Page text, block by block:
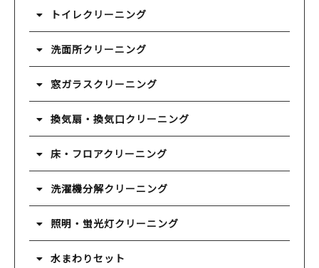
トイレクリーニング
洗面所クリーニング
窓ガラスクリーニング
換気扇・換気口クリーニング
床・フロアクリーニング
洗濯機分解クリーニング
照明・蛍光灯クリーニング
水まわりセット